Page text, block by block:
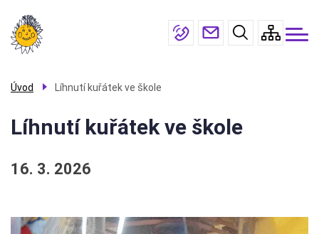
hlavnímu
Menu
navigace
škole
Žáci a
Galerie
deska
Úvod Líhnutí kuřátek ve škole
Líhnutí kuřátek ve škole
16. 3. 2026